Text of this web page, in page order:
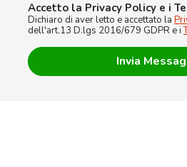
Accetto la Privacy Policy e i
Dichiaro di aver letto e accettato la
dell'art.13 D.lgs 2016/679 GDPR e i